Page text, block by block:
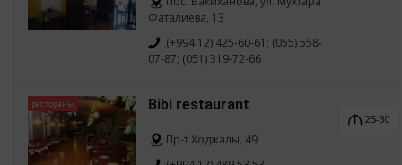
Фаталиева, 13
(+994 12) 425-60-61; (055) 558-
07-87; (051) 319-72-66
рестораны Bibi restaurant
Пр-т Ходжалы, 49
25-30